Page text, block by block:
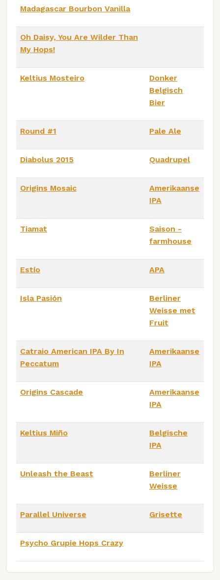
Madagascar Bourbon Vanilla
Oh Daisy, You Are Wilder Than
My Hops!
Keltius Mosteiro
Donker
Belgisch
Bier
Round #1 Pale Ale
Diabolus 2015 Quadrupel
Origins Mosaic
Amerikaanse
IPA
Tiamat
Saison -
farmhouse
Estío APA
Isla Pasión
Berliner
Weisse met
Fruit
Catraio American IPA By In
Peccatum
Amerikaanse
IPA
Origins Cascade
Amerikaanse
IPA
Keltius Miño
Belgische
IPA
Unleash the Beast
Berliner
Weisse
Parallel Universe Grisette
Psycho Grupie Hops Crazy